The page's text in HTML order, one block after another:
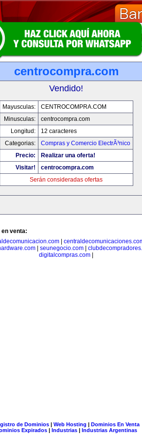
centrocompra.com
Vendido!
Mayusculas:
CENTROCOMPRA.COM
Minusculas:
centrocompra.com
Longitud:
12 caracteres
Categorias:
Compras y Comercio ElectrÃ³nico
Precio:
Realizar una oferta!
Visitar!
centrocompra.com
Serán consideradas ofertas
venta:
| seunegocio.com|
digitalcompras.com
de Dominios| Web Hosting | Dominios En Venta
Expirados | Industrias | Industrias Argentinas